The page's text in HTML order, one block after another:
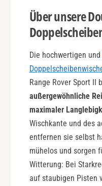
Über unsere
Die hochwertigen
Range Rover Sport II
außergewöhnliche
maximaler
Wischkante und des
entfernen sie selbst
mühelos und sorgen
Witterung: Bei
auf staubigen Pisten